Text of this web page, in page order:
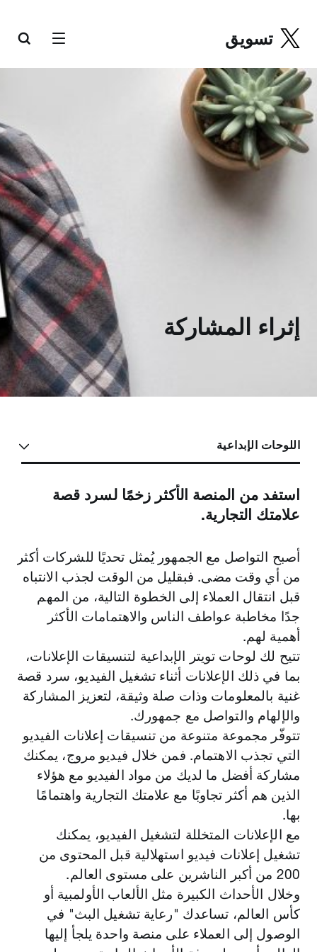
تسويق
إثراء المشاركة
اللوحات الإبداعية
استفد من المنصة الأكثر زخمًا لسرد قصة
علامتك التجارية.
أصبح التواصل مع الجمهور يُمثل تحديًا للشركات أكثر
من أي وقت مضى. ‏‫فبقليل من الوقت لجذب الانتباه
قبل انتقال العملاء إلى الخطوة التالية، من المهم
جدًا مخاطبة عواطف الناس والاهتمامات الأكثر
أهمية لهم.
تتيح لك لوحات تويتر الإبداعية لتنسيقات الإعلانات،
بما في ذلك الإعلانات أثناء تشغيل الفيديو، سرد قصة
غنية بالمعلومات وذات صلة وثيقة، لتعزيز المشاركة
والإلهام والتواصل مع جمهورك.
تتوفّر مجموعة متنوعة من تنسيقات إعلانات الفيديو
التي تجذب الاهتمام. فمن خلال فيديو مروج، يمكنك
مشاركة أفضل ما لديك من مواد الفيديو مع هؤلاء
الذين هم أكثر تجاوبًا مع علامتك التجارية واهتمامًا
بها.
مع الإعلانات المتخللة لتشغيل الفيديو، يمكنك
تشغيل إعلانات فيديو استهلالية قبل المحتوى من
200 من أكبر الناشرين على مستوى العالم.
وخلال الأحداث الكبيرة مثل الألعاب الأولمبية أو
كأس العالم، تساعدك "رعاية تشغيل البث" في
الوصول إلى العملاء على منصة واحدة يلجأ إليها
الوصول إلى الأشخاص في المكان والزمان
الأكثر أهمية لك.
يتوجه الأشخاص إلى تويتر لاكتشاف ما يدور في
العالم، ومشاركة المعلومات على الفور، وكذلك
للتواصل مع الأشخاص والشركات حول العالم. ومع
مئات الملايين من المستخدمين وما يربو على 500
مليون تغريدة يتمّ إرسالها يوميًا، يوجد إيقاع منتظم
للمحادثة حيث يتبادل الأشخاص الحديث حول
حياتهم، واحتياجاتهم، وآمالهم، والأشياء التي
يقومون بها في ذات الوقت. وتعدّ كل تغريدة على
حدة بمثابة مؤشر على نية المستخدم، حيث تُنشئ
قصة مدهشة حول حياة المستهلك واهتماماته،
والأشياء التي يقوم بها، والأمور التي يبحث عنها في
حياته في تلك اللحظة.
هناك أمثلة تنشأ حول سلوك الإنسان. فالناس
يخبروننا عند شعورهم بالجوع أو عندما يدخلون في
مرحلة حياتية جديدة، مثل تكوين أسرة أو شراء
منزل جديد. وتُسهم معرفة من يقوم الأشخاص
بمتابعته والتغريدات التي تروق لهم في رسم قصة
غنية بالمعلومات حول الأشياء التي يهتمون لأمرها،
مثل نشاط تجاري ما أو أيقونة للموضة والأزياء.
الوصول إلى جمهورك الأكثر قيمة بالنسبة لك
وعلى نطاق واسع، وقتما دعت الحاجة لذلك.
سواء كنت تطلق منتجًا جديدًا أو تبدأ حملة أو تخبر
قصة عن علامة تجارية، فيجب على المسوّقين التميز
وسط صخب المنافسة وزيادة الوعي.
لقد قمنا بتصميم حلول خاصة بالوعي الجماهيري،
متمثلة في ميزتي "المشاهدة الأولى" و"موضوعات
مروّجة"، لمساعدتك في زيادة نطاق الوصول
والتواصل مع الجمهور الأكثر قيمة بالنسبة لك في
اللحظات المهمة.
وسائل تساعدك في تجاوز هذا التحدي
الموضوعات المروّجة